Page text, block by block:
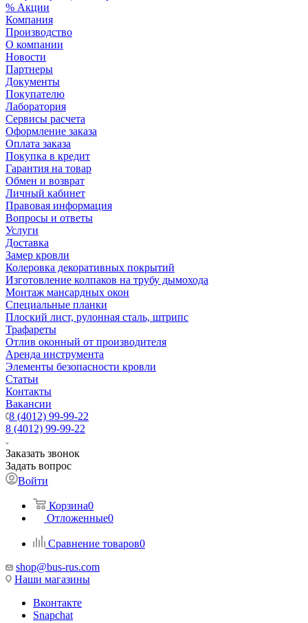
% Акции
Компания
Производство
О компании
Новости
Партнеры
Документы
Покупателю
Лаборатория
Сервисы расчета
Оформление заказа
Оплата заказа
Покупка в кредит
Гарантия на товар
Обмен и возврат
Личный кабинет
Правовая информация
Вопросы и ответы
Услуги
Доставка
Замер кровли
Колеровка декоративных покрытий
Изготовление колпаков на трубу дымохода
Монтаж мансардных окон
Специальные планки
Плоский лист, рулонная сталь, штрипс
Трафареты
Отлив оконный от производителя
Аренда инструмента
Элементы безопасности кровли
Статьи
Контакты
Вакансии
8 (4012) 99-99-22
8 (4012) 99-99-22
Заказать звонок
Задать вопрос
Войти
Корзина0
Отложенные0
Сравнение товаров0
shop@bus-rus.com
Наши магазины
Вконтакте
Snapchat